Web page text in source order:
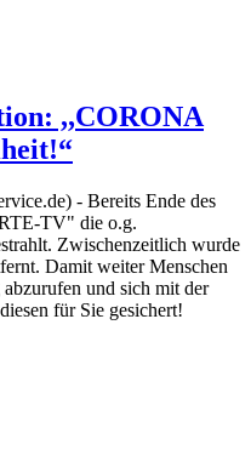
,,CORONA
- Bereits Ende des
TV" die o.g.
Zwischenzeitlich wurde
Damit weiter Menschen
und sich mit der
für Sie gesichert!